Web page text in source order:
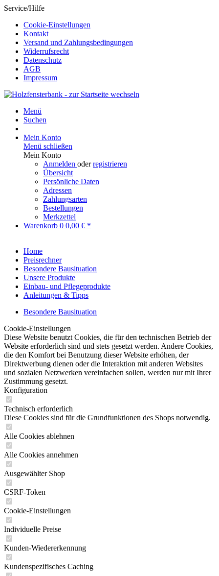
Service/Hilfe
Cookie-Einstellungen
Kontakt
Versand und Zahlungsbedingungen
Widerrufsrecht
Datenschutz
AGB
Impressum
Menü
Suchen
Mein Konto
Menü schließen
Mein Konto
Anmelden oderregistrieren
Übersicht
Persönliche Daten
Adressen
Zahlungsarten
Bestellungen
Merkzettel
Warenkorb 0 0,00 € *
Home
Preisrechner
Besondere Bausituation
Unsere Produkte
Einbau- und Pflegeprodukte
Anleitungen & Tipps
Besondere Bausituation
Cookie-Einstellungen
Diese Website benutzt Cookies, die für den technischen Betrieb der
Website erforderlich sind und stets gesetzt werden. Andere Cookies,
die den Komfort bei Benutzung dieser Website erhöhen, der
Direktwerbung dienen oder die Interaktion mit anderen Websites
und sozialen Netzwerken vereinfachen sollen, werden nur mit Ihrer
Zustimmung gesetzt.
Konfiguration
Technisch erforderlich
Diese Cookies sind für die Grundfunktionen des Shops notwendig.
Alle Cookies ablehnen
Alle Cookies annehmen
Ausgewählter Shop
CSRF-Token
Cookie-Einstellungen
Individuelle Preise
Kunden-Wiedererkennung
Kundenspezifisches Caching